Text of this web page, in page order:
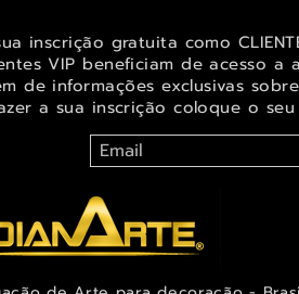
inscrição gratuita como
VIP beneficiam de acesso
de informações exclusivas sobr
a sua inscrição coloque o